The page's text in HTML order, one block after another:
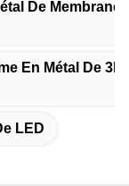
De Membrane
En Métal De 3M
LED